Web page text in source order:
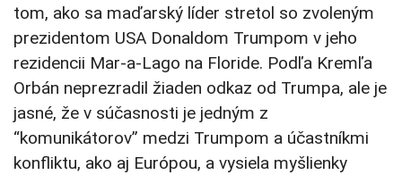
tom, ako sa maďarský líder stretol so zvoleným
prezidentom USA Donaldom Trumpom v jeho
rezidencii Mar-a-Lago na Floride. Podľa Kremľa
Orbán neprezradil žiaden odkaz od Trumpa, ale je
jasné, že v súčasnosti je jedným z
“komunikátorov” medzi Trumpom a účastníkmi
konfliktu, ako aj Európou, a vysiela myšlienky